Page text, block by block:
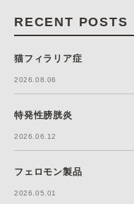
RECENT POSTS
猫フィラリア症
2026.08.06
特発性膀胱炎
2026.06.12
フェロモン製品
2026.05.01